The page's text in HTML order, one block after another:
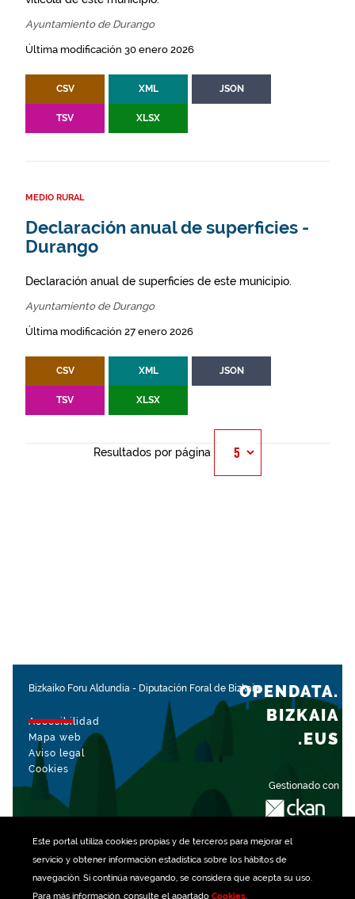
Este portal utiliza cookiespropias y de terceros para mejorar el
servicio y obtener información estadística sobre los hábitos de
navegación. Si continúa navegando, se considera que acepta su uso.
Para más información, consulte el apartado Cookies.
Ayuntamiento de Durango
Última modificación 30 enero 2026
CSV XML JSON
TSV XLSX
MEDIO RURAL
Declaración anual de superficies -
Durango
Declaración anual de superficies de este municipio.
Ayuntamiento de Durango
Última modificación 27 enero 2026
CSV XML JSON
TSV XLSX
Resultados por página
Bizkaiko Foru Aldundia - Diputación Foral de Bizkaia
Accesibilidad
Mapa web
Aviso legal
Cookies
Gestionado con
OPENDATA.
BIZKAIA
.EUS